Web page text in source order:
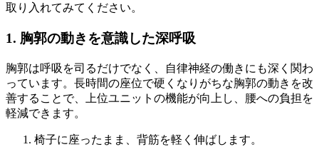
取り入れてみてください。
1. 胸郭の動きを意識した深呼吸
胸郭は呼吸を司るだけでなく、自律神経の働きにも深く関わ
っています。長時間の座位で硬くなりがちな胸郭の動きを改
善することで、上位ユニットの機能が向上し、腰への負担を
軽減できます。
椅子に座ったまま、背筋を軽く伸ばします。